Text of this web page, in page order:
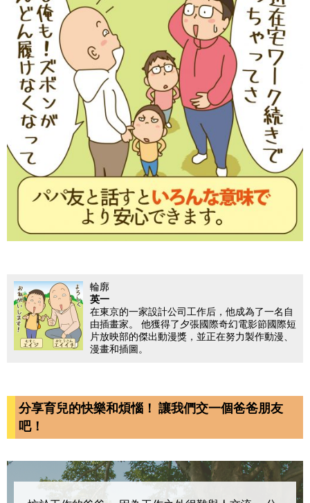
輪廓
英一
在東京的一家設計公司工作后，他成為了一名自
由插畫家。 他獲得了夕張國際奇幻電影節國際短
片放映部的傑出動漫獎，並正在努力製作動漫、
漫畫和插圖。
分享育兒的快樂和煩惱！ 讓我們交一個爸爸朋友
吧！